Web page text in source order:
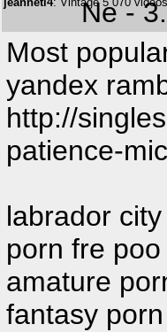
Ne -
Most
yandex
http://
patience-
labrador
porn fre
amature
fantasy porn